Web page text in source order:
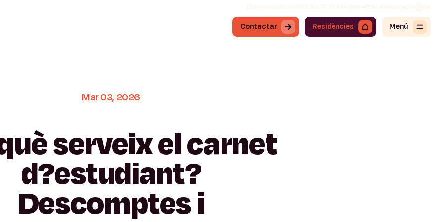
Disponibles de L a V de 8:30 a 19:30h+34 919 49 91 68Contacte Ca
Contactar Residències Menú
Mar03,2026
serveixelcarnet
d?estudiant?
Descomptesi